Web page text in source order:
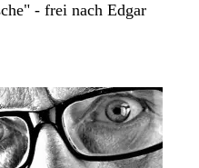
- frei nach Edgar